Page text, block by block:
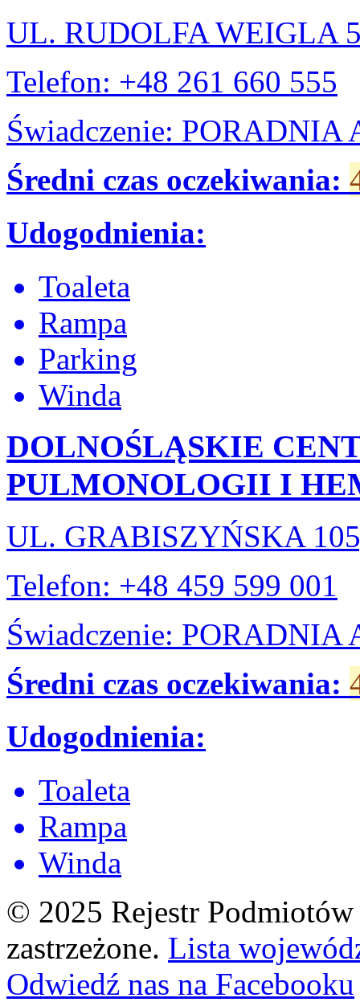
UL. RUDOLFA WEIGLA
Telefon: +48 261 660 555
Świadczenie:
Średni czas oczekiwania:
Udogodnienia:
Toaleta
Rampa
Parking
Winda
DOLNOŚLĄSKIE
PULMONOLOGII I
UL. GRABISZYŃSKA
Telefon: +48 459 599 001
Świadczenie:
Średni czas oczekiwania:
Udogodnienia:
Toaleta
Rampa
Winda
© 2025 Rejestr
zastrzeżone. Lista
Odwiedź nas na Facebooku